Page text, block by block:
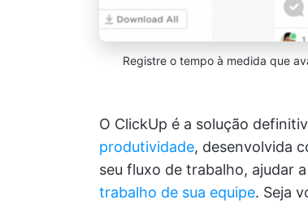
Registre o tempo à medida que
O ClickUp é a solução
produtividade, desenvolvida
seu fluxo de trabalho, ajudar
trabalho de sua equipe. Seja